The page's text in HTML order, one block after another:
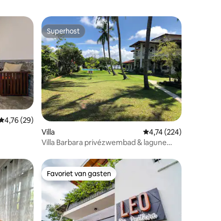
beoordeling van 4,76 op 5, 29 recensies
4,76 (29)
Superhost
Superhost
Villa Gemiddelde
4,74 (224)
Villa Barbara privézwembad & lagune
Favoriet van gasten
Favoriet van gasten